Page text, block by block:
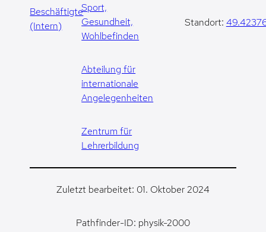
Beschäftigte
(Intern)
Sport,
Gesundheit,
Wohlbefinden
Abteilung für
internationale
Angelegenheiten
Zentrum für
Lehrerbildung
Standort:
Zuletzt bearbeitet: 01. Oktober 2024
Pathfinder-ID: physik-2000